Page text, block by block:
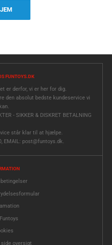
FUNTOYS.DK
er derfor, vi er her for dig.
den absolut bedste kundeservice vi
kan.
- SIKKER & DISKRET BETALNING
står klar til at hjælpe.
EMAIL: post@funtoys.dk.
oversigt